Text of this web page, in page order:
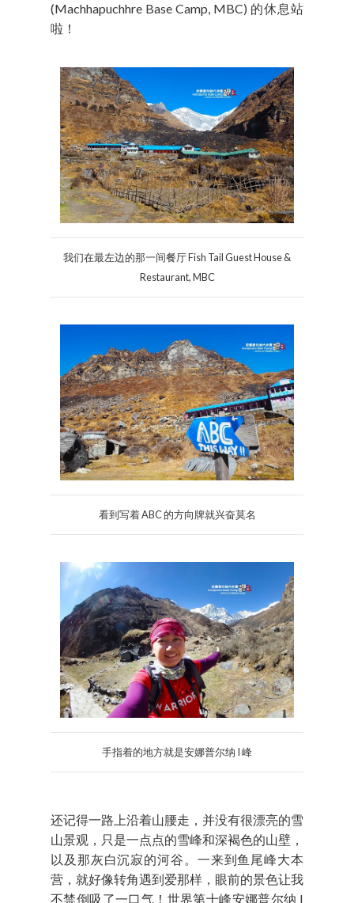
(Machhapuchhre Base Camp, MBC) 的休息站
啦！
我们在最左边的那一间餐厅 Fish Tail Guest House &
Restaurant, MBC
看到写着 ABC 的方向牌就兴奋莫名
手指着的地方就是安娜普尔纳 I 峰
还记得一路上沿着山腰走，并没有很漂亮的雪
山景观，只是一点点的雪峰和深褐色的山壁，
以及那灰白沉寂的河谷。一来到鱼尾峰大本
营，就好像转角遇到爱那样，眼前的景色让我
不禁倒吸了一口气！世界第十峰安娜普尔纳 I